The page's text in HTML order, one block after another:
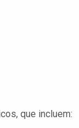
que incluem: